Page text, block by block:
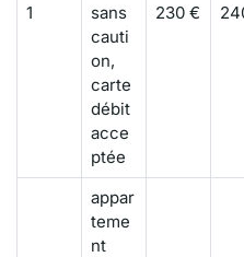
1
sans
cauti
on,
carte
débit
acce
ptée
230 €
appar
teme
nt